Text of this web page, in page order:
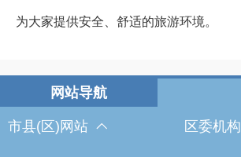
为大家提供安全、舒适的旅游环境。
市县(区)网站 区委机构